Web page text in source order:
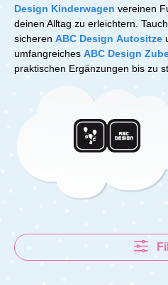
Design Kinderwagen vereinen
deinen Alltag zu erleichtern.
sicheren ABC Design Autositze
umfangreiches ABC Design
praktischen Ergänzungen bis zu